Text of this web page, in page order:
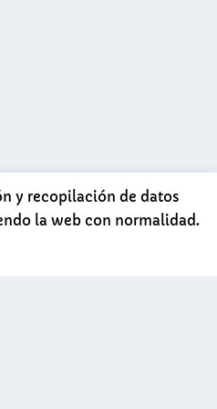
y recopilación de datos
la web con normalidad.